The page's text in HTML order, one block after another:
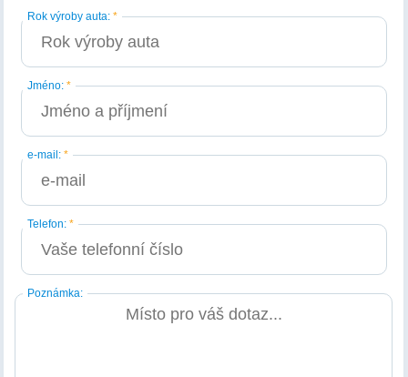
Rok výroby auta:*
Jméno:*
e-mail:*
Telefon:*
Poznámka: